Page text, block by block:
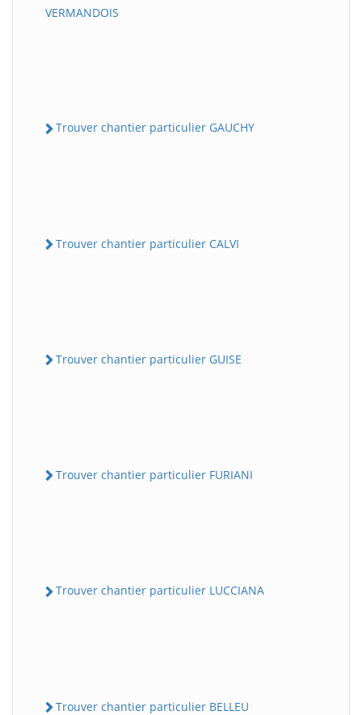
VERMANDOIS
Trouver chantier particulier GAUCHY
Trouver chantier particulier CALVI
Trouver chantier particulier GUISE
Trouver chantier particulier FURIANI
Trouver chantier particulier LUCCIANA
Trouver chantier particulier BELLEU